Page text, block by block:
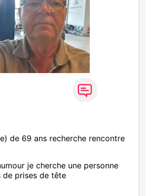
de 69 ans recherche rencontre
je cherche une personne
de prises de tête